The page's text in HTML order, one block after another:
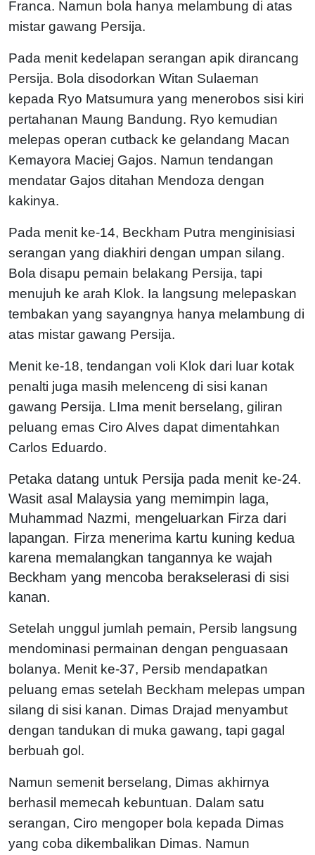
Franca. Namun bola hanya melambung di atas
mistar gawang Persija.
Pada menit kedelapan serangan apik dirancang
Persija. Bola disodorkan Witan Sulaeman
kepada Ryo Matsumura yang menerobos sisi kiri
pertahanan Maung Bandung. Ryo kemudian
melepas operan cutback ke gelandang Macan
Kemayora Maciej Gajos. Namun tendangan
mendatar Gajos ditahan Mendoza dengan
kakinya.
Pada menit ke-14, Beckham Putra menginisiasi
serangan yang diakhiri dengan umpan silang.
Bola disapu pemain belakang Persija, tapi
menujuh ke arah Klok. Ia langsung melepaskan
tembakan yang sayangnya hanya melambung di
atas mistar gawang Persija.
Menit ke-18, tendangan voli Klok dari luar kotak
penalti juga masih melenceng di sisi kanan
gawang Persija. LIma menit berselang, giliran
peluang emas Ciro Alves dapat dimentahkan
Carlos Eduardo.
Petaka datang untuk Persija pada menit ke-24.
Wasit asal Malaysia yang memimpin laga,
Muhammad Nazmi, mengeluarkan Firza dari
lapangan. Firza menerima kartu kuning kedua
karena memalangkan tangannya ke wajah
Beckham yang mencoba berakselerasi di sisi
kanan.
Setelah unggul jumlah pemain, Persib langsung
mendominasi permainan dengan penguasaan
bolanya. Menit ke-37, Persib mendapatkan
peluang emas setelah Beckham melepas umpan
silang di sisi kanan. Dimas Drajad menyambut
dengan tandukan di muka gawang, tapi gagal
berbuah gol.
Namun semenit berselang, Dimas akhirnya
berhasil memecah kebuntuan. Dalam satu
serangan, Ciro mengoper bola kepada Dimas
yang coba dikembalikan Dimas. Namun